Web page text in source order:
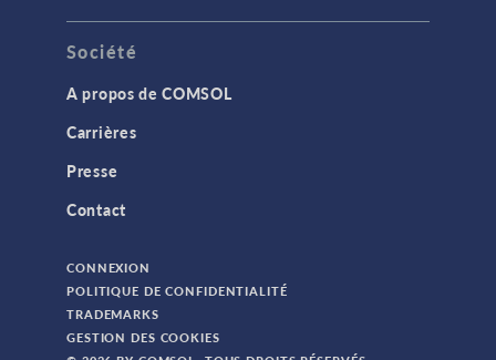
Module Chemical Reaction Engineering
Module Electrochemistry
Module Electrodeposition
Société
A propos de COMSOL
Carrières
Presse
Contact
CONNEXION
POLITIQUE DE CONFIDENTIALITÉ
TRADEMARKS
GESTION DES COOKIES